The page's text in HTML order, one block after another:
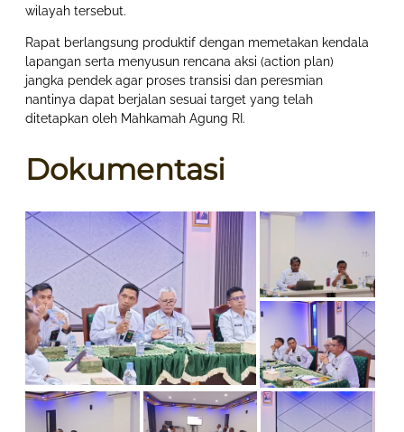
wilayah tersebut.
Rapat berlangsung produktif dengan memetakan kendala
lapangan serta menyusun rencana aksi (action plan)
jangka pendek agar proses transisi dan peresmian
nantinya dapat berjalan sesuai target yang telah
ditetapkan oleh Mahkamah Agung RI.
Dokumentasi